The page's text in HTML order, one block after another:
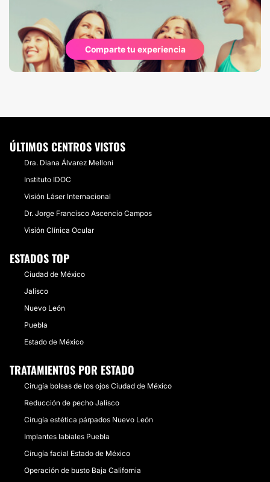
Comparte tu experiencia
ÚLTIMOS CENTROS VISTOS
​Dra. Diana Álvarez Melloni
Instituto IDOC
Visión Láser Internacional
​Dr. Jorge Francisco Ascencio Campos
Visión Clínica Ocular
ESTADOS TOP
Ciudad de México
Jalisco
Nuevo León
Puebla
Estado de México
TRATAMIENTOS POR ESTADO
Cirugía bolsas de los ojos Ciudad de México
Reducción de pecho Jalisco
Cirugía estética párpados Nuevo León
Implantes labiales Puebla
Cirugía facial Estado de México
Operación de busto Baja California